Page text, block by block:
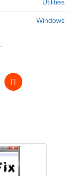
Utilities
Windows